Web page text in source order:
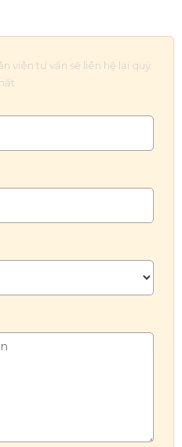
viên tư vấn sẽ liên hệ lại quý